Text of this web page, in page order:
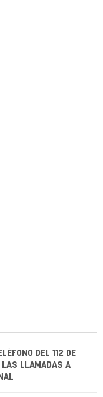
DEL 112 DE
LAS LLAMADAS A